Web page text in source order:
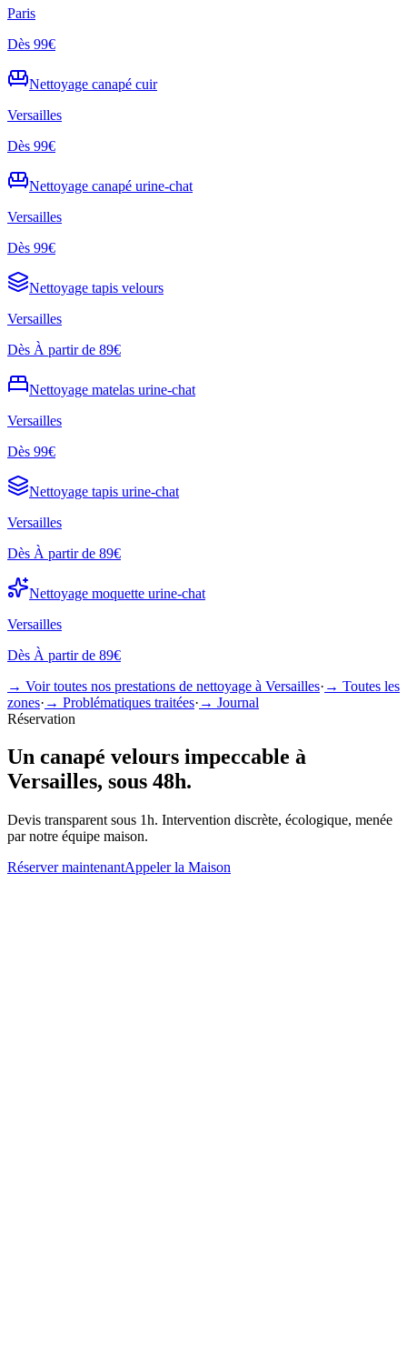
Paris
Dès 99€
Nettoyage canapé cuir
Versailles
Dès 99€
Nettoyage canapé urine-chat
Versailles
Dès 99€
Nettoyage tapis velours
Versailles
Dès À partir de 89€
Nettoyage matelas urine-chat
Versailles
Dès 99€
Nettoyage tapis urine-chat
Versailles
Dès À partir de 89€
Nettoyage moquette urine-chat
Versailles
Dès À partir de 89€
→ Voir toutes nos prestations de nettoyage à Versailles· → Toutes les
zones· → Problématiques traitées· → Journal
Réservation
Un canapé velours impeccable à
Versailles, sous 48h.
Devis transparent sous 1h. Intervention discrète, écologique, menée
par notre équipe maison.
Réserver maintenantAppeler la Maison